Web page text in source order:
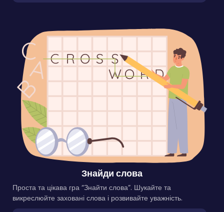
Знайди слова
Проста та цікава гра “Знайти слова”. Шукайте та
викреслюйте заховані слова і розвивайте уважність.